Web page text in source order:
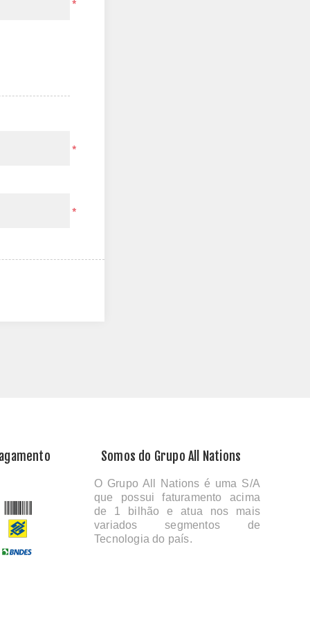
*
*
*
Somos do Grupo All Nations
O Grupo All Nations é uma S/A
que possui faturamento acima
de 1 bilhão e atua nos mais
variados segmentos de
Tecnologia do país.